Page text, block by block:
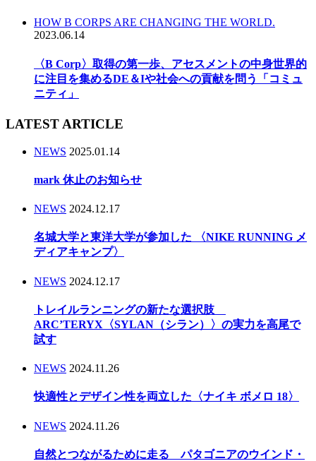
HOW B CORPS ARE CHANGING THE WORLD.
2023.06.14
〈B Corp〉取得の第一歩、アセスメントの中身世界的
に注目を集めるDE＆Iや社会への貢献を問う「コミュ
ニティ」
LATEST ARTICLE
NEWS 2025.01.14
mark 休止のお知らせ
NEWS 2024.12.17
名城大学と東洋大学が参加した 〈NIKE RUNNING メ
ディアキャンプ〉
NEWS 2024.12.17
トレイルランニングの新たな選択肢
ARC’TERYX〈SYLAN（シラン）〉の実力を高尾で
試す
NEWS 2024.11.26
快適性とデザイン性を両立した〈ナイキ ボメロ 18〉
NEWS 2024.11.26
自然とつながるために走る パタゴニアのウインド・